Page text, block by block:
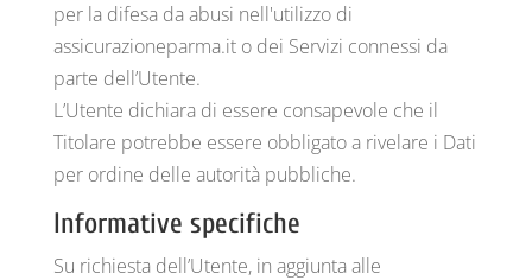
per la difesa da abusi nell'utilizzo di
assicurazioneparma.it o dei Servizi connessi da
parte dell’Utente.
L’Utente dichiara di essere consapevole che il
Titolare potrebbe essere obbligato a rivelare i Dati
per ordine delle autorità pubbliche.
Informative specifiche
Su richiesta dell’Utente, in aggiunta alle